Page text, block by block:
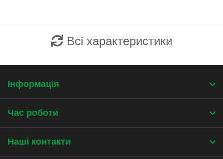
Всі характеристики
Інформація
Час роботи
Наші контакти